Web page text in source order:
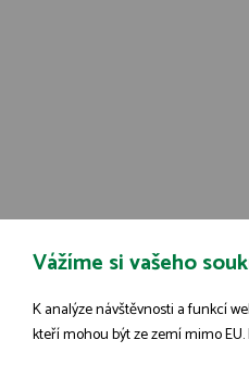
Vážíme si vašeho
K analýze návštěvnosti a funkcí
kteří mohou být ze zemí mimo